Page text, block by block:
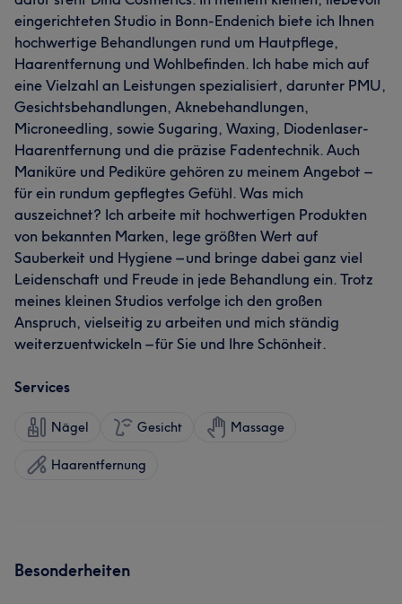
eingerichteten Studio in Bonn-Endenich biete ich Ihnen
hochwertige Behandlungen rund um Hautpflege,
Haarentfernung und Wohlbefinden. Ich habe mich auf
eine Vielzahl an Leistungen spezialisiert, darunter PMU,
Gesichtsbehandlungen, Aknebehandlungen,
Microneedling, sowie Sugaring, Waxing, Diodenlaser-
Haarentfernung und die präzise Fadentechnik. Auch
Maniküre und Pediküre gehören zu meinem Angebot –
für ein rundum gepflegtes Gefühl. Was mich
auszeichnet? Ich arbeite mit hochwertigen Produkten
von bekannten Marken, lege größten Wert auf
Sauberkeit und Hygiene – und bringe dabei ganz viel
Leidenschaft und Freude in jede Behandlung ein. Trotz
meines kleinen Studios verfolge ich den großen
Anspruch, vielseitig zu arbeiten und mich ständig
weiterzuentwickeln – für Sie und Ihre Schönheit.
Services
Nägel Gesicht Massage
Haarentfernung
Besonderheiten